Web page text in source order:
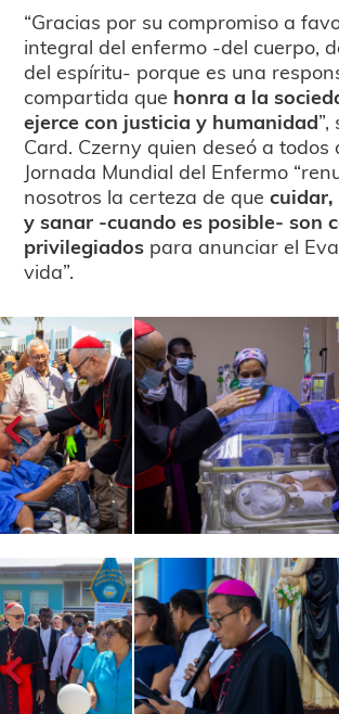
“Gracias por su compromiso a
integral del enfermo -del cuerpo,
del espíritu- porque es una
compartida que honra a la
ejerce con justicia y humanidad
Card. Czerny quien deseó a todos
Jornada Mundial del Enfermo
nosotros la certeza de que
y sanar -cuando es posible- son
privilegiados para anunciar el
vida”.